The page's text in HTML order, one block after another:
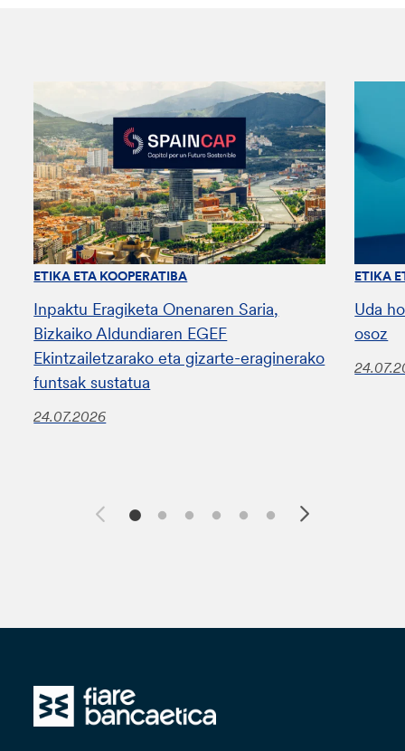
ETIKA ETA KOOPERATIBA
Inpaktu Eragiketa Onenaren Saria,
Bizkaiko Aldundiaren EGEF
Ekintzailetzarako eta gizarte-eraginerako
funtsak sustatua
24.07.2026
ETIKA
Uda
osoz